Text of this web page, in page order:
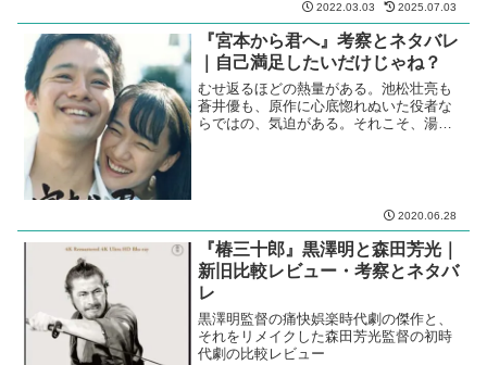
2022.03.03 2025.07.03
『宮本から君へ』考察とネタバレ
｜自己満足したいだけじゃね？
むせ返るほどの熱量がある。池松壮亮も
蒼井優も、原作に心底惚れぬいた役者な
らではの、気迫がある。それこそ、湯を
2020.06.28
『椿三十郎』黒澤明と森田芳光｜
新旧比較レビュー・考察とネタバ
レ
黒澤明監督の痛快娯楽時代劇の傑作と、
それをリメイクした森田芳光監督の初時
代劇の比較レビュー